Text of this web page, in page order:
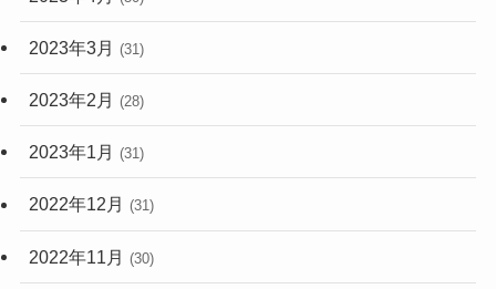
2023年3月 (31)
2023年2月 (28)
2023年1月 (31)
2022年12月 (31)
2022年11月 (30)